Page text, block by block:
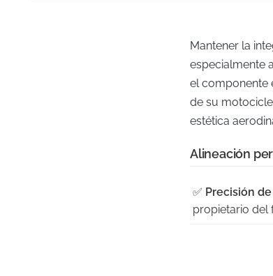
Mantener la
especialmente
el componente
de su
estética
Alineación
✅ Precisión
propietario del